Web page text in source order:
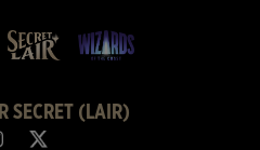
SECRET (LAIR)